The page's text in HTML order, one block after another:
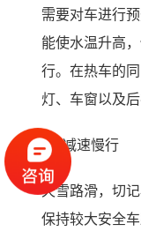
需要对车进行
能使水温升高
行。在热车的
灯、车窗以及
4、减速慢行
天雪路滑，切
保持较大安全